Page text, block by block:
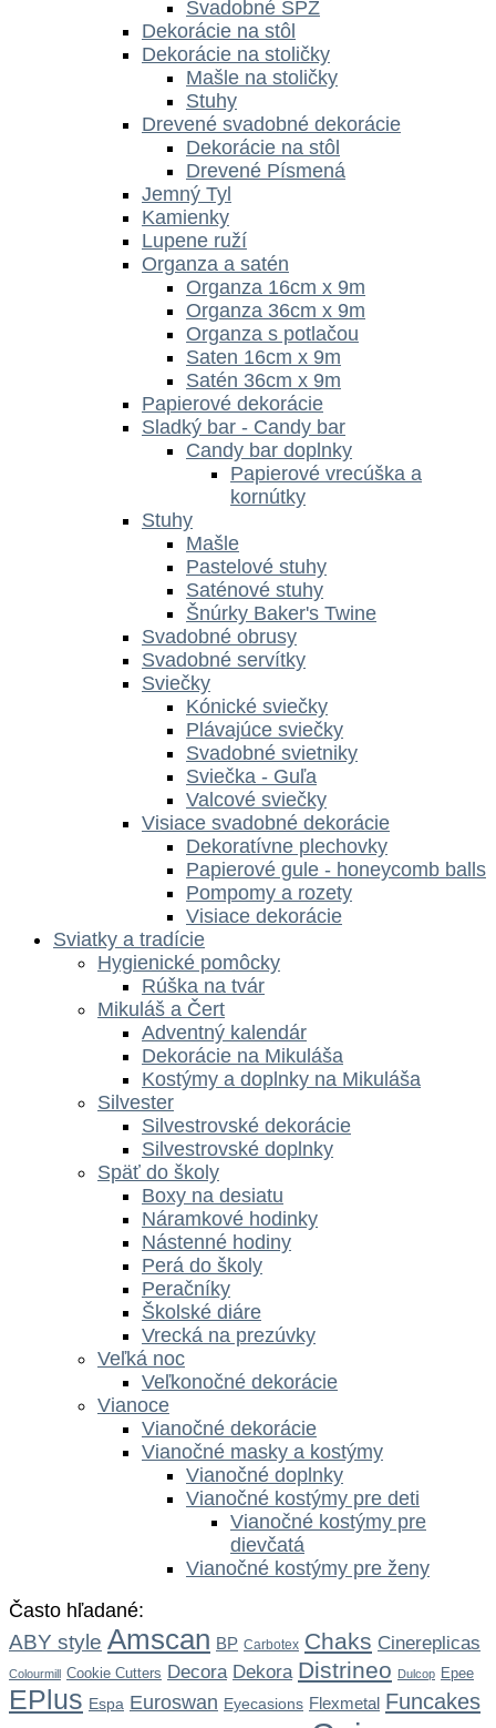
Svadobné ŠPZ
Dekorácie na stôl
Dekorácie na stoličky
Mašle na stoličky
Stuhy
Drevené svadobné dekorácie
Dekorácie na stôl
Drevené Písmená
Jemný Tyl
Kamienky
Lupene ruží
Organza a satén
Organza 16cm x 9m
Organza 36cm x 9m
Organza s potlačou
Saten 16cm x 9m
Satén 36cm x 9m
Papierové dekorácie
Sladký bar - Candy bar
Candy bar doplnky
Papierové vrecúška a
kornútky
Stuhy
Mašle
Pastelové stuhy
Saténové stuhy
Šnúrky Baker's Twine
Svadobné obrusy
Svadobné servítky
Sviečky
Kónické sviečky
Plávajúce sviečky
Svadobné svietniky
Sviečka - Guľa
Valcové sviečky
Visiace svadobné dekorácie
Dekoratívne plechovky
Papierové gule - honeycomb balls
Pompomy a rozety
Visiace dekorácie
Sviatky a tradície
Hygienické pomôcky
Rúška na tvár
Mikuláš a Čert
Adventný kalendár
Dekorácie na Mikuláša
Kostýmy a doplnky na Mikuláša
Silvester
Silvestrovské dekorácie
Silvestrovské doplnky
Späť do školy
Boxy na desiatu
Náramkové hodinky
Nástenné hodiny
Perá do školy
Peračníky
Školské diáre
Vrecká na prezúvky
Veľká noc
Veľkonočné dekorácie
Vianoce
Vianočné dekorácie
Vianočné masky a kostýmy
Vianočné doplnky
Vianočné kostýmy pre deti
Vianočné kostýmy pre
dievčatá
Vianočné kostýmy pre ženy
Často hľadané:
ABY style Amscan BP Carbotex Chaks Cinereplicas
Colourmill Cookie Cutters Decora Dekora Distrineo Dulcop Epee
EPlus Espa Euroswan Eyecasions Flexmetal Funcakes